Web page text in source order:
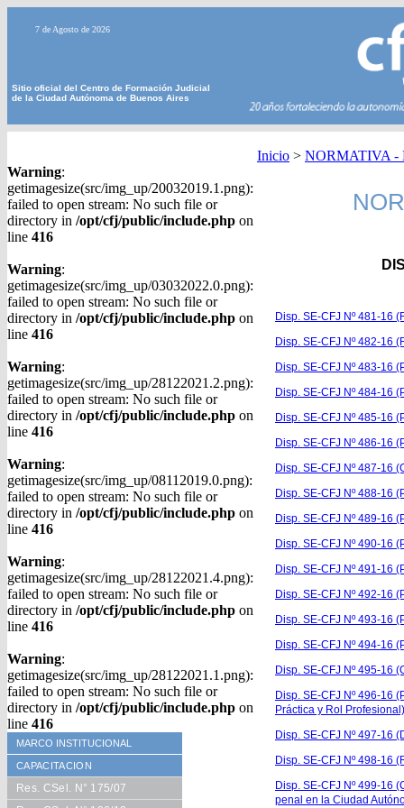
7 de Agosto de 2026
Sitio oficial del Centro de Formación Judicial
de la Ciudad Autónoma de Buenos Aires
Warning:
getimagesize(src/img_up/20032019.1.png):
failed to open stream: No such file or
directory in /opt/cfj/public/include.php on
line 416
Warning:
getimagesize(src/img_up/03032022.0.png):
failed to open stream: No such file or
directory in /opt/cfj/public/include.php on
line 416
Warning:
getimagesize(src/img_up/28122021.2.png):
failed to open stream: No such file or
directory in /opt/cfj/public/include.php on
line 416
Warning:
getimagesize(src/img_up/08112019.0.png):
failed to open stream: No such file or
directory in /opt/cfj/public/include.php on
line 416
Warning:
getimagesize(src/img_up/28122021.4.png):
failed to open stream: No such file or
directory in /opt/cfj/public/include.php on
line 416
Warning:
getimagesize(src/img_up/28122021.1.png):
failed to open stream: No such file or
directory in /opt/cfj/public/include.php on
line 416
MARCO INSTITUCIONAL
CAPACITACION
Res. CSel. N° 175/07
Inicio > NORMATIVA -
Disp. SE-CFJ Nº 481-16
Disp. SE-CFJ Nº 482-16
Disp. SE-CFJ Nº 483-16
Disp. SE-CFJ Nº 484-16
Disp. SE-CFJ Nº 485-16
Disp. SE-CFJ Nº 486-16
Disp. SE-CFJ Nº 487-16
Disp. SE-CFJ Nº 488-16
Disp. SE-CFJ Nº 489-16
Disp. SE-CFJ Nº 490-16
Disp. SE-CFJ Nº 491-16
Disp. SE-CFJ Nº 492-16
Disp. SE-CFJ Nº 493-16
Disp. SE-CFJ Nº 494-16
Disp. SE-CFJ Nº 495-16
Disp. SE-CFJ Nº 496-16
Práctica y Rol Profesional)
Disp. SE-CFJ Nº 497-16
Disp. SE-CFJ Nº 498-16
Disp. SE-CFJ Nº 499-16
penal en la Ciudad